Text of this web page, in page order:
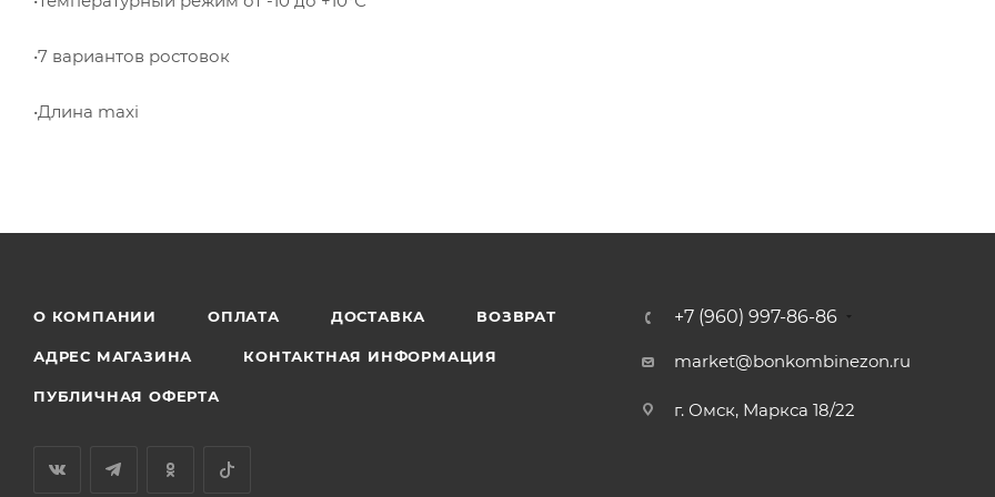
•7 вариантов ростовок
•Длина maxi
О КОМПАНИИ ОПЛАТА ДОСТАВКА ВОЗВРАТ
АДРЕС МАГАЗИНА КОНТАКТНАЯ ИНФОРМАЦИЯ
ПУБЛИЧНАЯ ОФЕРТА
+7 (960) 997-86-86
market@bonkombinezon.ru
г. Омск, Маркса 18/22